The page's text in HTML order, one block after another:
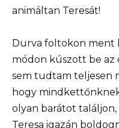
animáltan Teresát!
Durva foltokon ment
módon kúszott be az
sem tudtam teljesen
hogy
olyan barátot találjon,
Teresa igazán